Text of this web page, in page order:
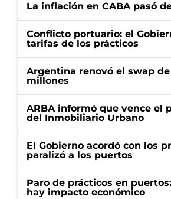
La inflación en CABA pasó
Conflicto portuario: el
tarifas de los prácticos
Argentina renovó el swap
millones
ARBA informó que vence el
del Inmobiliario Urbano
El Gobierno acordó con los
paralizó a los puertos
Paro de prácticos en
hay impacto económico